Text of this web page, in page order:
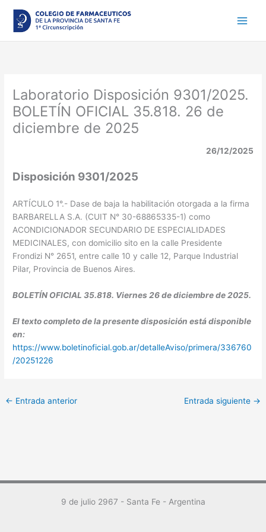
contenido
Laboratorio Disposición 9301/2025.
BOLETÍN OFICIAL 35.818. 26 de
diciembre de 2025
26/12/2025
Disposición 9301/2025
ARTÍCULO 1°.- Dase de baja la habilitación otorgada a la firma
BARBARELLA S.A. (CUIT N° 30-68865335-1) como
ACONDICIONADOR SECUNDARIO DE ESPECIALIDADES
MEDICINALES, con domicilio sito en la calle Presidente
Frondizi N° 2651, entre calle 10 y calle 12, Parque Industrial
Pilar, Provincia de Buenos Aires.
BOLETÍN OFICIAL 35.818. Viernes 26 de diciembre de 2025.
El texto completo de la presente disposición está disponible
en:
https://www.boletinoficial.gob.ar/detalleAviso/primera/336760
/20251226
← Entrada anterior Entrada siguiente →
9 de julio 2967 - Santa Fe - Argentina